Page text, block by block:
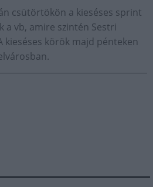
csütörtökön a kieséses sprint
a vb, amire szintén Sestri
kieséses körök majd pénteken